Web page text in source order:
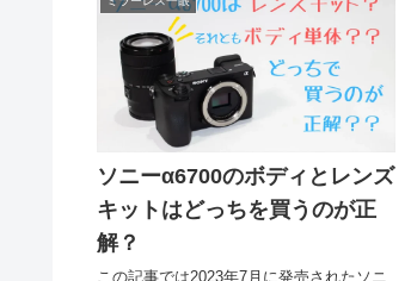
ソニーα6700のボディとレンズ
キットはどっちを買うのが正
解？
この記事では2023年7月に発売されたソニ